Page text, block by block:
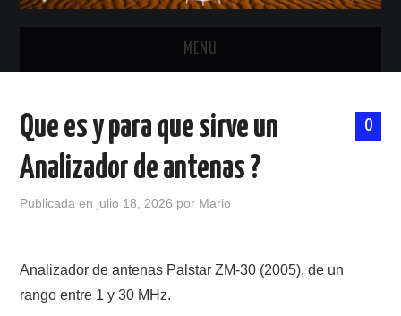
MENU
ANTENAS Y ACCESORIOS
CONTACTO
0
Que es y para que sirve un
Analizador de antenas ?
Publicada en julio 18, 2026 por Mario
Analizador de antenas Palstar ZM-30 (2005), de un
rango entre 1 y 30 MHz.